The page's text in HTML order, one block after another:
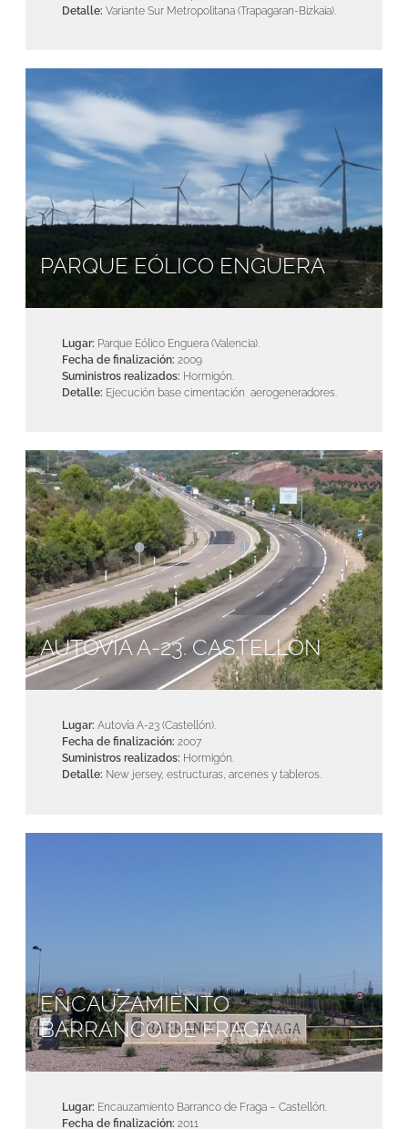
Detalle: Variante Sur Metropolitana (Trapagaran-Bizkaia).
PARQUE EÓLICO ENGUERA
Lugar: Parque Eólico Enguera (Valencia).
Fecha de finalización: 2009
Suministros realizados: Hormigón.
Detalle: Ejecución base cimentación aerogeneradores.
AUTOVÍA A-23. CASTELLÓN
Lugar: Autovía A-23 (Castellón).
Fecha de finalización: 2007
Suministros realizados: Hormigón.
Detalle: New jersey, estructuras, arcenes y tableros.
ENCAUZAMIENTO
BARRANCO DE FRAGA
Lugar: Encauzamiento Barranco de Fraga – Castellón.
Fecha de finalización: 2011